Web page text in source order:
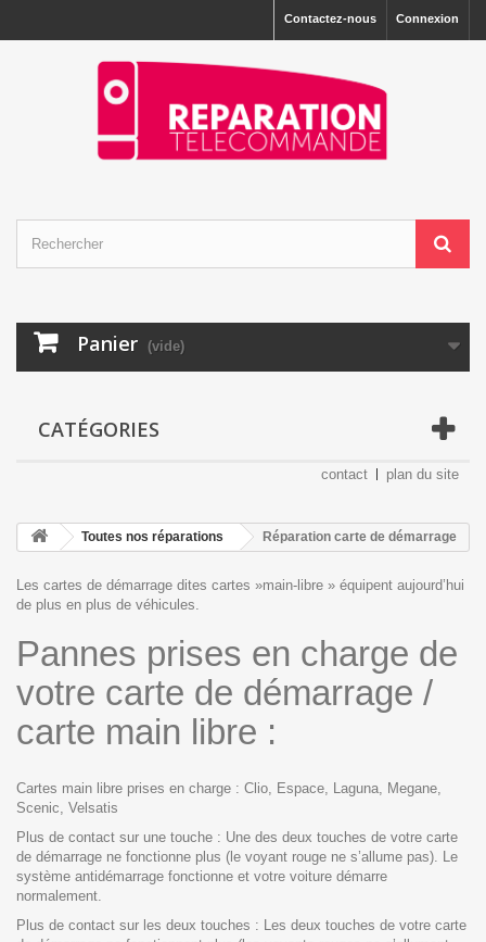
Connexion
Contactez-nous
Panier (vide)
CATÉGORIES
contact plan du site
Toutes nos réparations Réparation carte de démarrage
Les cartes de démarrage dites cartes »main-libre » équipent aujourd’hui
de plus en plus de véhicules.
Pannes prises en charge de
votre carte de démarrage /
carte main libre :
Cartes main libre prises en charge : Clio, Espace, Laguna, Megane,
Scenic, Velsatis
Plus de contact sur une touche : Une des deux touches de votre carte
de démarrage ne fonctionne plus (le voyant rouge ne s’allume pas). Le
système antidémarrage fonctionne et votre voiture démarre
normalement.
Plus de contact sur les deux touches : Les deux touches de votre carte